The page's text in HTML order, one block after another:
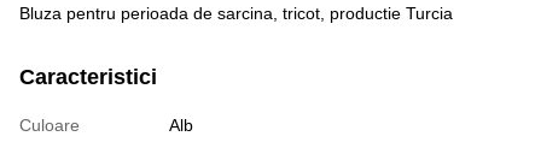
Bluza pentru perioada de sarcina, tricot, productie Turcia
Caracteristici
Culoare Alb